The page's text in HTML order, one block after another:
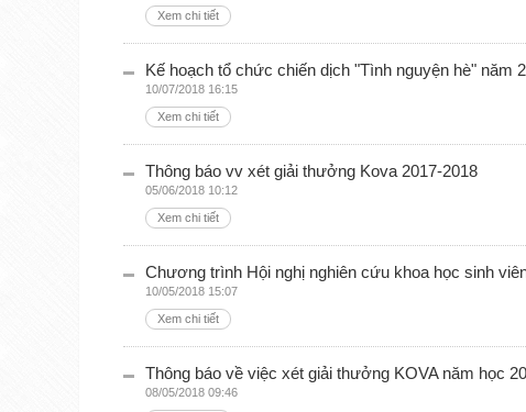
Xem chi tiết
Kế hoạch tổ chức chiến dịch "Tình nguyện hè" năm
10/07/2018 16:15
Xem chi tiết
Thông báo vv xét giải thưởng Kova 2017-2018
05/06/2018 10:12
Xem chi tiết
Chương trình Hội nghị nghiên cứu khoa học sinh
10/05/2018 15:07
Xem chi tiết
Thông báo về việc xét giải thưởng KOVA năm học
08/05/2018 09:46